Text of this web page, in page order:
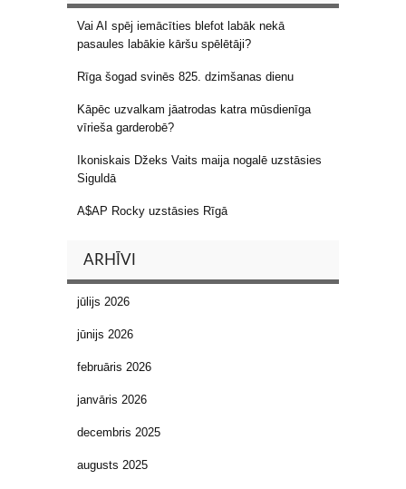
Vai AI spēj iemācīties blefot labāk nekā
pasaules labākie kāršu spēlētāji?
Rīga šogad svinēs 825. dzimšanas dienu
Kāpēc uzvalkam jāatrodas katra mūsdienīga
vīrieša garderobē?
Ikoniskais Džeks Vaits maija nogalē uzstāsies
Siguldā
A$AP Rocky uzstāsies Rīgā
ARHĪVI
jūlijs 2026
jūnijs 2026
februāris 2026
janvāris 2026
decembris 2025
augusts 2025